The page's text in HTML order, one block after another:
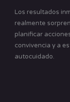
Los resultados
realmente
planificar
convivencia y a
autocuidado.